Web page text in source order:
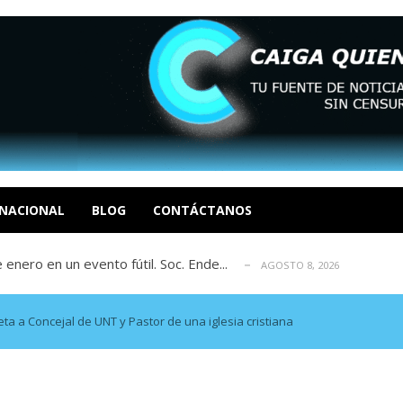
BLOG CONTÁCTANOS
R AGOSTO 8, 2026
Realpolitik y el Desmante... AGOSTO 8, 2026
García AGOSTO 7, 2026
en un evento fútil. Soc. Ende...
Luis Centeno S AGOSTO 8, 2026
R AGOSTO 8, 2026
Realpolitik y el Desmante... AGOSTO 8, 2026
García AGOSTO 7, 2026
a Concejal de UNT y Pastor de una iglesia cristiana